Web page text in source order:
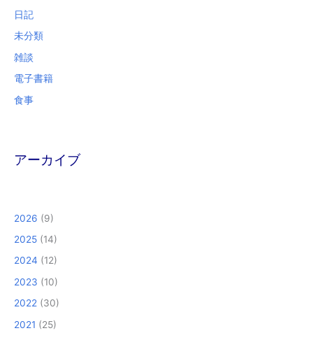
日記
未分類
雑談
電子書籍
食事
アーカイブ
2026 (9)
2025 (14)
2024 (12)
2023 (10)
2022 (30)
2021 (25)